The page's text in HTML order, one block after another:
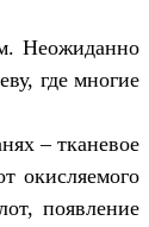
Неожиданно
где многие
– тканевое
окисляемого
появление